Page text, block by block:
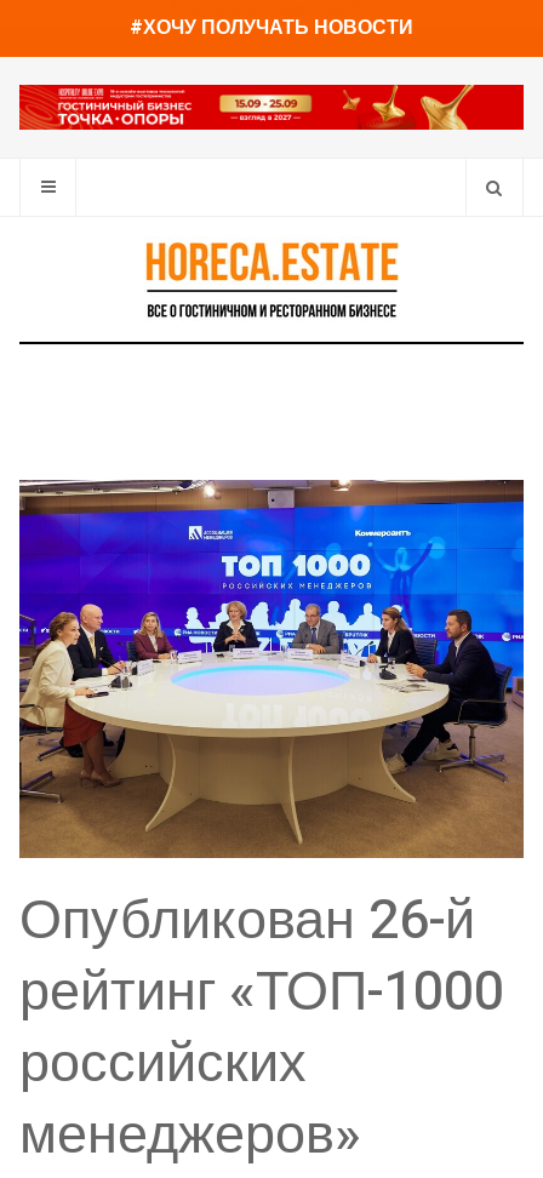
#ХОЧУ ПОЛУЧАТЬ НОВОСТИ
Опубликован 26-й
рейтинг «ТОП-1000
российских
менеджеров»